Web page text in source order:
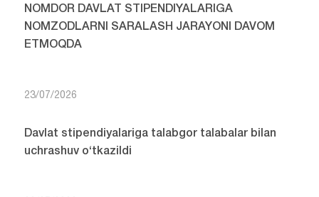
NOMDOR DAVLAT STIPENDIYALARIGA
NOMZODLARNI SARALASH JARAYONI DAVOM
ETMOQDA
23/07/2026
Davlat stipendiyalariga talabgor talabalar bilan
uchrashuv o‘tkazildi